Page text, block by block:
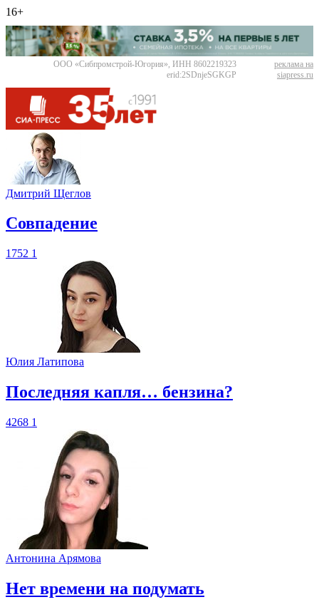
16+
ООО «Сибпромстрой-Югория», ИНН 8602219323
erid:2SDnjeSGKGP
реклама на
siapress.ru
Дмитрий Щеглов
​Совпадение
1752 1
Юлия Латипова
​Последняя капля… бензина?
4268 1
Антонина Арямова
​Нет времени на подумать